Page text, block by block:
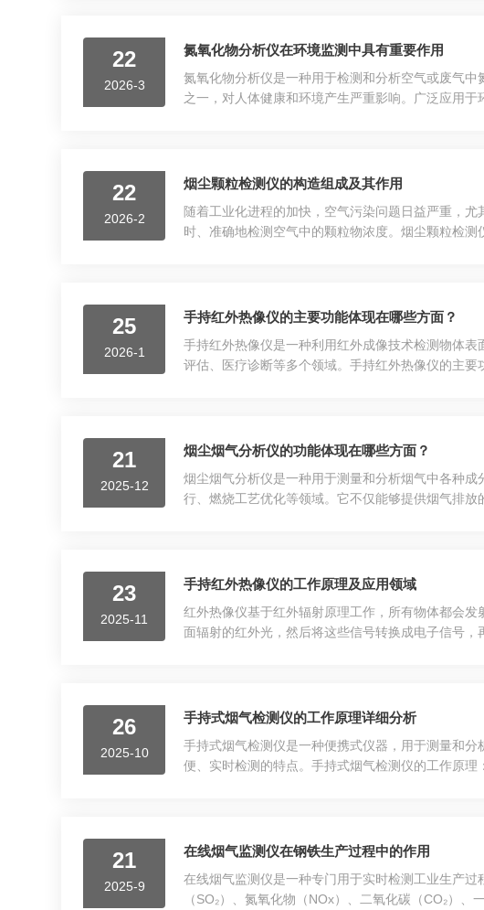
22
2026-3
氮氧化物分析仪在环境监测中具有重要作用
氮氧化物分析仪是一种用于检测和分析空气或废气
之一，对人体健康和环境产生严重影响。广泛应用
22
2026-2
烟尘颗粒检测仪的构造组成及其作用
随着工业化进程的加快，空气污染问题日益严重，
时、准确地检测空气中的颗粒物浓度。烟尘颗粒检
25
2026-1
手持红外热像仪的主要功能体现在哪些方面？
手持红外热像仪是一种利用红外成像技术检测物体
评估、医疗诊断等多个领域。手持红外热像仪的主
21
2025-12
烟尘烟气分析仪的功能体现在哪些方面？
烟尘烟气分析仪是一种用于测量和分析烟气中各种
行、燃烧工艺优化等领域。它不仅能够提供烟气排
23
2025-11
手持红外热像仪的工作原理及应用领域
红外热像仪基于红外辐射原理工作，所有物体都会
面辐射的红外光，然后将这些信号转换成电子信号
26
2025-10
手持式烟气检测仪的工作原理详细分析
手持式烟气检测仪是一种便携式仪器，用于测量和
便、实时检测的特点。手持式烟气检测仪的工作原
21
2025-9
在线烟气监测仪在钢铁生产过程中的作用
在线烟气监测仪是一种专门用于实时检测工业生产
（SO₂）、氮氧化物（NOx）、二氧化碳（CO₂）